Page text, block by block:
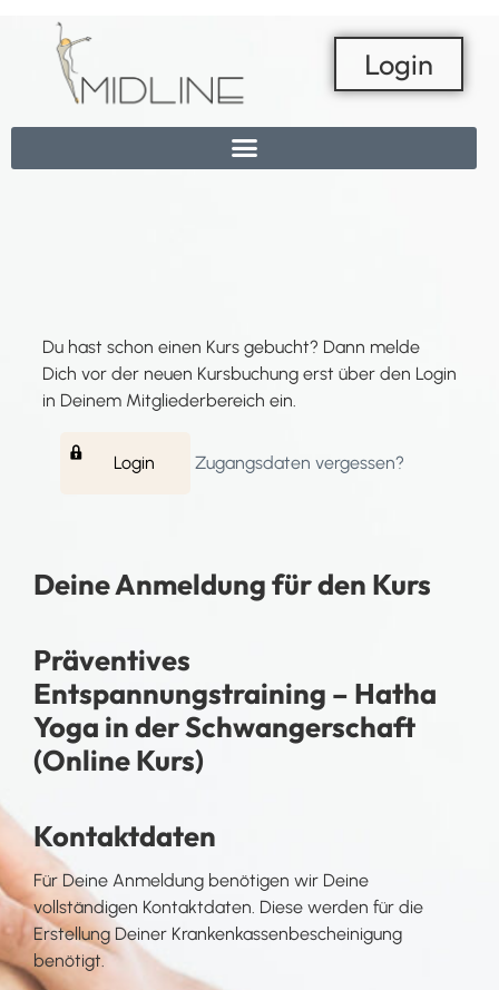
Login
Du hast schon einen Kurs gebucht? Dann melde
Dich vor der neuen Kursbuchung erst über den Login
in Deinem Mitgliederbereich ein.
Login Zugangsdaten vergessen?
Deine Anmeldung für den Kurs
Präventives
Entspannungstraining – Hatha
Yoga in der Schwangerschaft
(Online Kurs)
Kontaktdaten
Für Deine Anmeldung benötigen wir Deine
vollständigen Kontaktdaten. Diese werden für die
Erstellung Deiner Krankenkassenbescheinigung
benötigt.